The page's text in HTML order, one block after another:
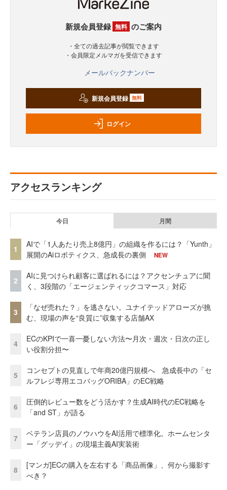
新規会員登録 無料 のご案内
・全ての過去記事が閲覧できます
・会員限定メルマガを受信できます
メールバックナンバー
新規会員登録 無料
ログイン
アクセスランキング
今日 月間
1
AIで「1人あたり売上8億円」の組織を作るには？「Yunth」
展開のAiロボティクス、急成長の裏側
NEW
2
AIに見つけられ顧客に選ばれるには？アクセンチュアに聞
く、3段階の「エージェンティックコマース」対応
3
「なぜ売れた？」を逃さない。ユナイテッドアローズが挑
む、現場の声を“良質に”収集する店舗AX
4
ECのKPIで一喜一憂しない方法〜月次・週次・日次の正し
い役割分担〜
5
コンセプトの見直しで年商20億円規模へ 急成長中の「セ
ルフレジ専用エコバッグORIBA」のEC戦略
6
圧倒的レビュー数をどう活かす？生成AI時代のEC戦略を
「and ST」が語る
7
ベテラン店員のノウハウをAI活用で標準化。ホームセンタ
ー「グッデイ」の現場主義AI実装術
8
[マンガ]ECの購入を左右する「商品画像」、何から撮影す
べき？